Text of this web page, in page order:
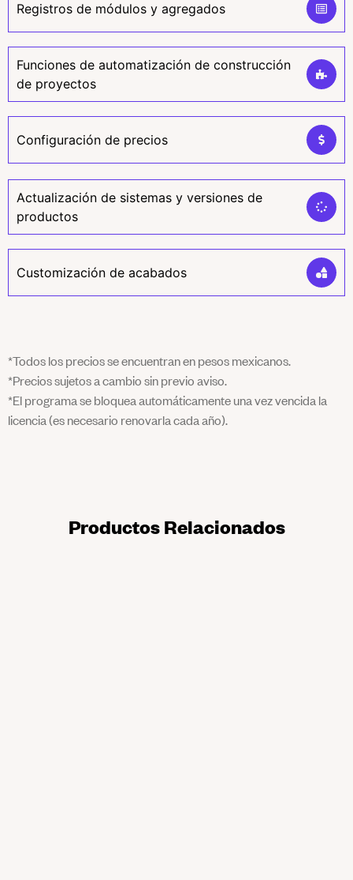
Registros de módulos y agregados
Funciones de automatización de construcción
de proyectos
Configuración de precios
Actualización de sistemas y versiones de
productos
Customización de acabados
*Todos los precios se encuentran en pesos mexicanos.
*Precios sujetos a cambio sin previo aviso.
*El programa se bloquea automáticamente una vez vencida la
licencia (es necesario renovarla cada año).
Productos Relacionados